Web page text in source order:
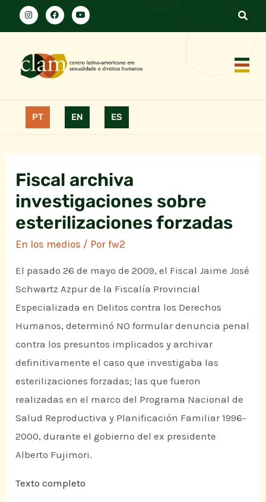
PT EN ES
Fiscal archiva
investigaciones sobre
esterilizaciones forzadas
En los medios / Porfw2
El pasado 26 de mayo de 2009, el Fiscal Jaime José
Schwartz Azpur de la Fiscalía Provincial
Especializada en Delitos contra los Derechos
Humanos, determinó NO formular denuncia penal
contra los presuntos implicados y archivar
definitivamente el caso que investigaba las
esterilizaciones forzadas; las que fueron
realizadas en el marco del Programa Nacional de
Salud Reproductiva y Planificación Familiar 1996-
2000, durante el gobierno del ex presidente
Alberto Fujimori.
Texto completo